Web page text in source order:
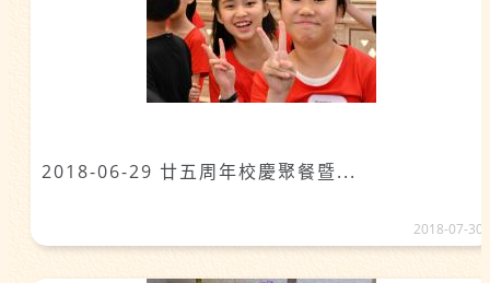
2018-06-29 廿五周年校慶聚餐暨...
2018-07-30